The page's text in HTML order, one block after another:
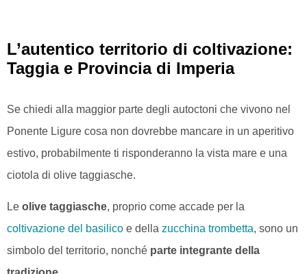
L’autentico territorio di coltivazione:
Taggia e Provincia di Imperia
Se chiedi alla maggior parte degli autoctoni che vivono nel
Ponente Ligure cosa non dovrebbe mancare in un aperitivo
estivo, probabilmente ti risponderanno la vista mare e una
ciotola di olive taggiasche.
Le olive taggiasche, proprio come accade per la
coltivazione del basilico e della zucchina trombetta, sono un
simbolo del territorio, nonché parte integrante della